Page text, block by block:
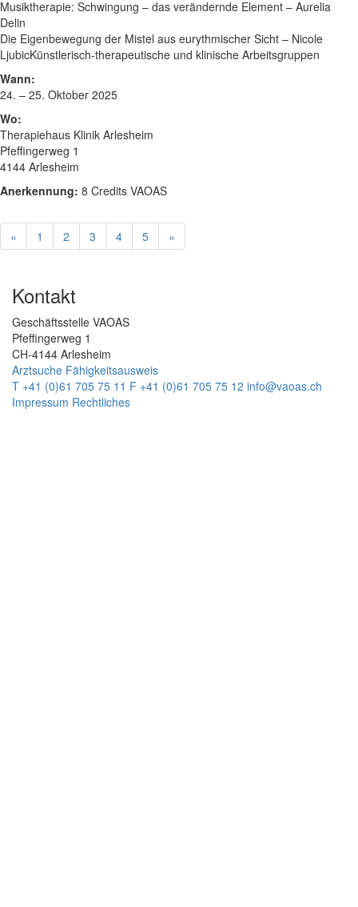
Musiktherapie: Schwingung – das verändernde Element – Aurelia
Delin
Die Eigenbewegung der Mistel aus eurythmischer Sicht – Nicole
LjubicKünstlerisch-therapeutische und klinische Arbeitsgruppen
Wann:
24. – 25. Oktober 2025
Wo:
Therapiehaus Klinik Arlesheim
Pfeffingerweg 1
4144 Arlesheim
Anerkennung: 8 Credits VAOAS
« 1 2 3 4 5 »
Kontakt
Geschäftsstelle VAOAS
Pfeffingerweg 1
CH-4144 Arlesheim
Arztsuche Fähigkeitsausweis
T +41 (0)61 705 75 11 F +41 (0)61 705 75 12 info@vaoas.ch
Impressum Rechtliches